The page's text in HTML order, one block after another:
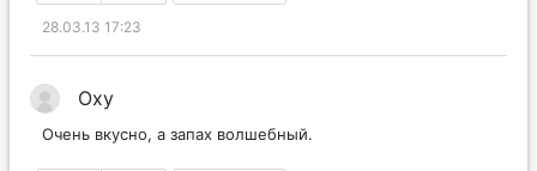
28.03.13 17:23
Oxy
Очень вкусно, а запах волшебный.